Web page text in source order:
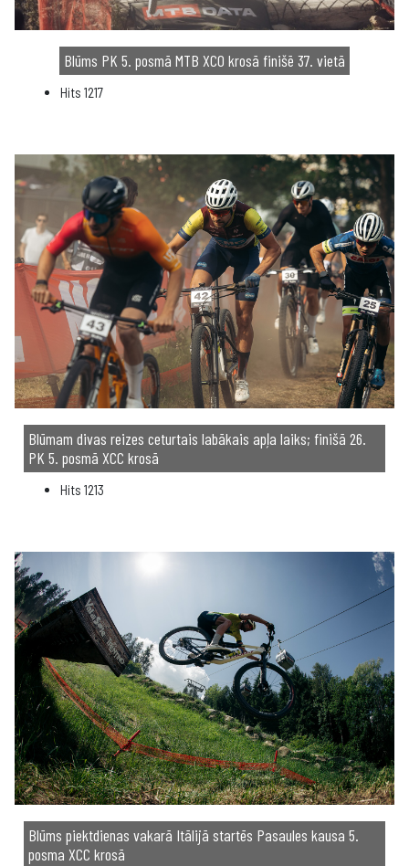
Blūms PK 5. posmā MTB XCO krosā finišē 37. vietā
Hits 1217
Blūmam divas reizes ceturtais labākais apļa laiks; finišā 26.
PK 5. posmā XCC krosā
Hits 1213
Blūms piektdienas vakarā Itālijā startēs Pasaules kausa 5.
posma XCC krosā